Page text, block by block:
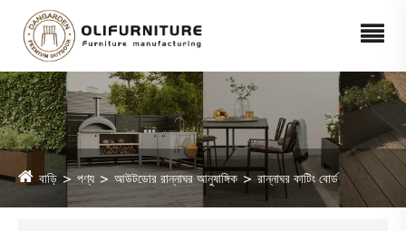
বাড়ি পণ্য আউটডোর রান্নাঘর আনুষাঙ্গিক রান্নাঘর কাটিং বোর্ড